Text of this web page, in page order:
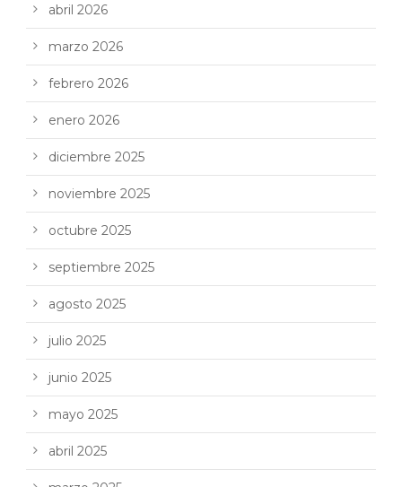
abril 2026
marzo 2026
febrero 2026
enero 2026
diciembre 2025
noviembre 2025
octubre 2025
septiembre 2025
agosto 2025
julio 2025
junio 2025
mayo 2025
abril 2025